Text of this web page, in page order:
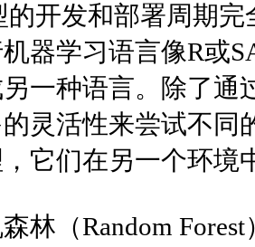
开发和部署周期完
器学习语言像R或
一种语言。除了通
灵活性来尝试不同
它们在另一个环境
林（Random